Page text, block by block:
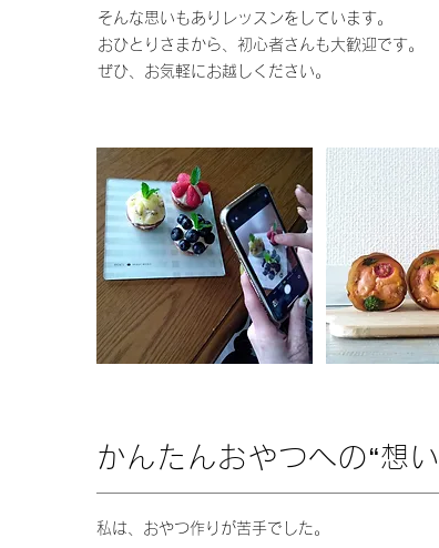
そんな思いもありレッスンをしています。
おひとりさまから、初心者さんも大歓迎です。
ぜひ、お気軽にお越しください。
かんたんおやつへの“想
私は、おやつ作りが苦手でした。